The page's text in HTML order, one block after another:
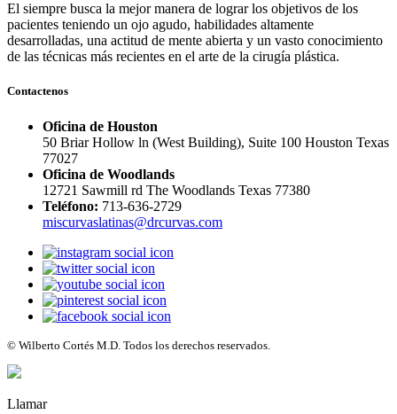
El siempre busca la mejor manera de lograr los objetivos de los
pacientes teniendo un ojo agudo, habilidades altamente
desarrolladas, una actitud de mente abierta y un vasto conocimiento
de las técnicas más recientes en el arte de la cirugía plástica.
Contactenos
Oficina de Houston
50 Briar Hollow ln (West Building), Suite 100 Houston Texas
77027
Oficina de Woodlands
12721 Sawmill rd The Woodlands Texas 77380
Teléfono: 713-636-2729
miscurvaslatinas@drcurvas.com
© Wilberto Cortés M.D. Todos los derechos reservados.
Llamar